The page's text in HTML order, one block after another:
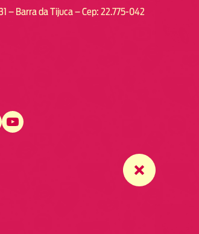
– Barra da Tijuca – Cep: 22.775-042
YouTube